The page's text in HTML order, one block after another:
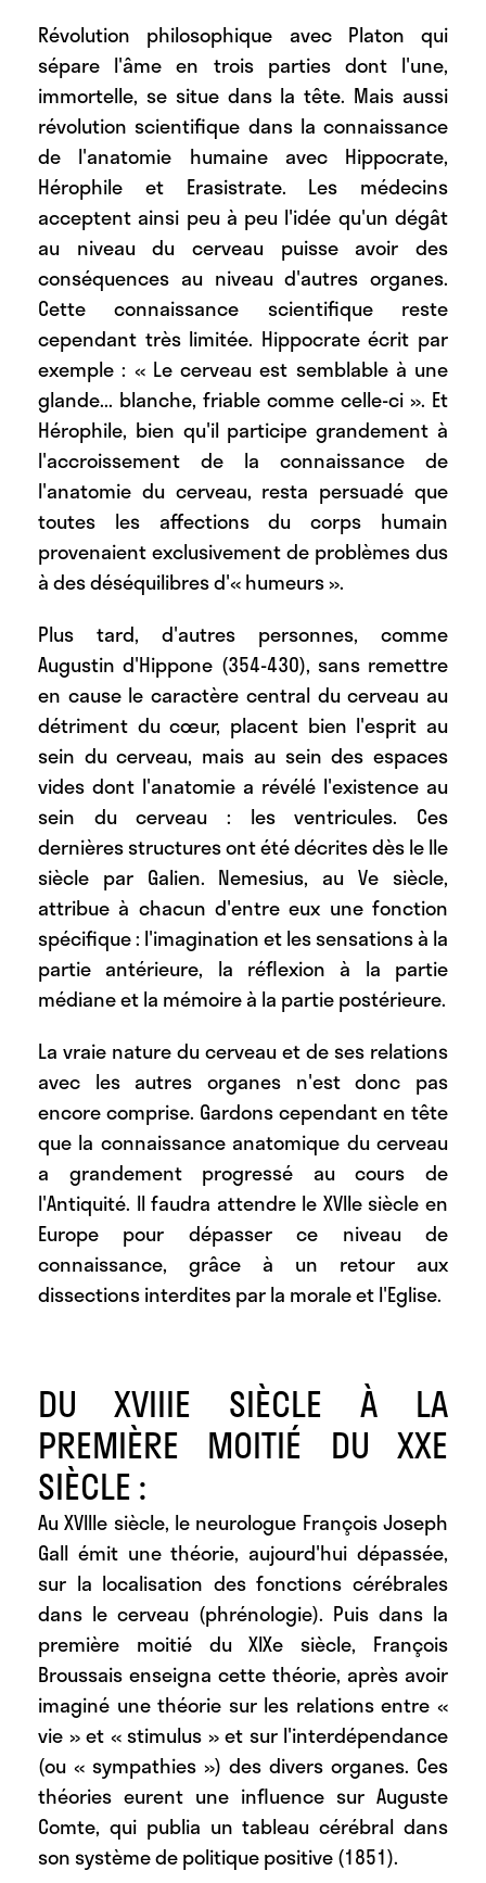
Révolution philosophique avec Platon qui
sépare l'âme en trois parties dont l'une,
immortelle, se situe dans la tête. Mais aussi
révolution scientifique dans la connaissance
de l'anatomie humaine avec Hippocrate,
Hérophile et Erasistrate. Les médecins
acceptent ainsi peu à peu l'idée qu'un dégât
au niveau du cerveau puisse avoir des
conséquences au niveau d'autres organes.
Cette connaissance scientifique reste
cependant très limitée. Hippocrate écrit par
exemple : « Le cerveau est semblable à une
glande... blanche, friable comme celle-ci ». Et
Hérophile, bien qu'il participe grandement à
l'accroissement de la connaissance de
l'anatomie du cerveau, resta persuadé que
toutes les affections du corps humain
provenaient exclusivement de problèmes dus
à des déséquilibres d'« humeurs ».
Plus tard, d'autres personnes, comme
Augustin d'Hippone (354-430), sans remettre
en cause le caractère central du cerveau au
détriment du cœur, placent bien l'esprit au
sein du cerveau, mais au sein des espaces
vides dont l'anatomie a révélé l'existence au
sein du cerveau : les ventricules. Ces
dernières structures ont été décrites dès le IIe
siècle par Galien. Nemesius, au Ve siècle,
attribue à chacun d'entre eux une fonction
spécifique : l'imagination et les sensations à la
partie antérieure, la réflexion à la partie
médiane et la mémoire à la partie postérieure.
La vraie nature du cerveau et de ses relations
avec les autres organes n'est donc pas
encore comprise. Gardons cependant en tête
que la connaissance anatomique du cerveau
a grandement progressé au cours de
l'Antiquité. Il faudra attendre le XVIIe siècle en
Europe pour dépasser ce niveau de
connaissance, grâce à un retour aux
dissections interdites par la morale et l'Eglise.
DU XVIIIE SIÈCLE À LA
PREMIÈRE MOITIÉ DU XXE
SIÈCLE :
Au XVIIIe siècle, le neurologue François Joseph
Gall émit une théorie, aujourd'hui dépassée,
sur la localisation des fonctions cérébrales
dans le cerveau (phrénologie). Puis dans la
première moitié du XIXe siècle, François
Broussais enseigna cette théorie, après avoir
imaginé une théorie sur les relations entre «
vie » et « stimulus » et sur l'interdépendance
(ou « sympathies ») des divers organes. Ces
théories eurent une influence sur Auguste
Comte, qui publia un tableau cérébral dans
son système de politique positive (1851).